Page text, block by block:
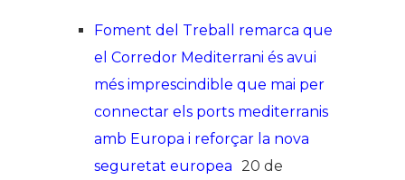
Foment del Treball remarca que
el Corredor Mediterrani és avui
més imprescindible que mai per
connectar els ports mediterranis
amb Europa i reforçar la nova
seguretat europea 20 de